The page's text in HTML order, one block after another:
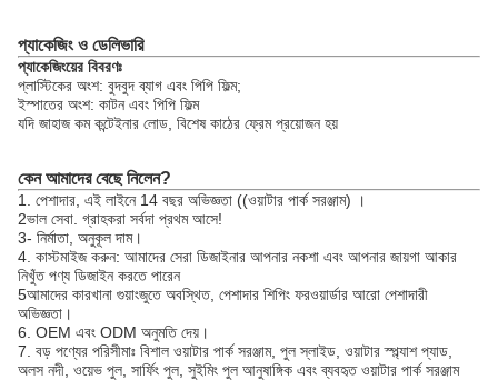
প্যাকেজিং ও ডেলিভারি
প্যাকেজিংয়ের বিবরণঃ
প্লাস্টিকের অংশ: বুদবুদ ব্যাগ এবং পিপি ফিল্ম;
ইস্পাতের অংশ: কাটন এবং পিপি ফিল্ম
যদি জাহাজ কম কন্টেইনার লোড, বিশেষ কাঠের ফ্রেম প্রয়োজন হয়
কেন আমাদের বেছে নিলেন?
1. পেশাদার, এই লাইনে 14 বছর অভিজ্ঞতা ((ওয়াটার পার্ক সরঞ্জাম) ।
2ভাল সেবা. গ্রাহকরা সর্বদা প্রথম আসে!
3- নির্মাতা, অনুকূল দাম।
4. কাস্টমাইজ করুন: আমাদের সেরা ডিজাইনার আপনার নকশা এবং আপনার জায়গা আকার
নিখুঁত পণ্য ডিজাইন করতে পারেন
5আমাদের কারখানা গুয়াংজুতে অবস্থিত, পেশাদার শিপিং ফরওয়ার্ডার আরো পেশাদারী
অভিজ্ঞতা।
6. OEM এবং ODM অনুমতি দেয়।
7. বড় পণ্যের পরিসীমাঃ বিশাল ওয়াটার পার্ক সরঞ্জাম, পুল স্লাইড, ওয়াটার স্প্ল্যাশ প্যাড,
অলস নদী, ওয়েভ পুল, সার্ফিং পুল, সুইমিং পুল আনুষাঙ্গিক এবং ব্যবহৃত ওয়াটার পার্ক সরঞ্জাম